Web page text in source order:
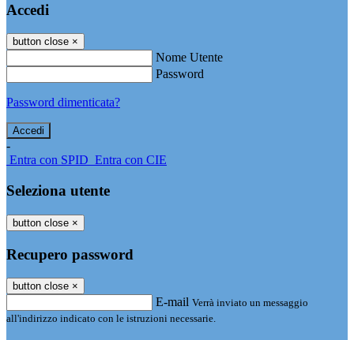
Accedi
button close ×
Nome Utente
Password
Password dimenticata?
-
Entra con SPID Entra con CIE
Seleziona utente
button close ×
Recupero password
button close ×
E-mail Verrà inviato un messaggio
all'indirizzo indicato con le istruzioni necessarie.